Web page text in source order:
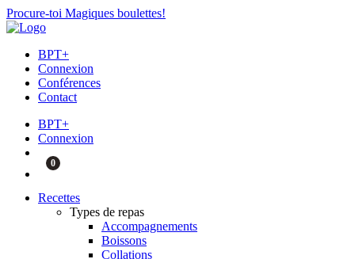
Procure-toi Magiques boulettes!
BPT+
Connexion
Conférences
Contact
BPT+
Connexion
0
Recettes
Types de repas
Accompagnements
Boissons
Collations